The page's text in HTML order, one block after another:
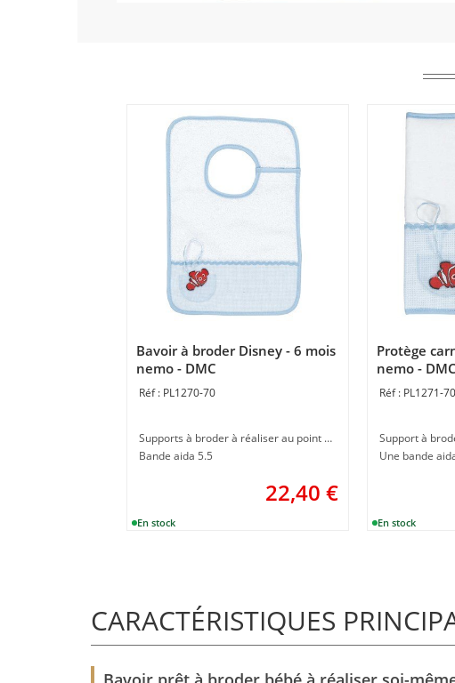
Bavoir à broder Disney - 6 mois
nemo - DMC
PL1270-70
Supports à broder à réaliser au point de croix
Bande aida 5.5
22,40 €
Protège
nemo - DMC
PL1271-70
Une bande
CARACTÉRISTIQUES